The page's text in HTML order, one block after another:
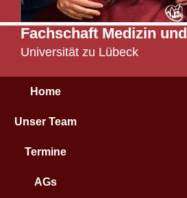
Fachschaft Medizin
Universität zu Lübeck
Home
Unser Team
Termine
AGs